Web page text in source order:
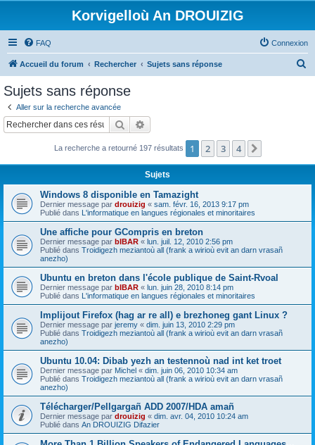
Korvigelloù An DROUIZIG
FAQ Connexion
Accueil du forum Rechercher Sujets sans réponse
c
Sujets sans réponse
Aller sur la recherche avancée
Rechercher
La recherche a retourné 197 résultats 1 2 3 4
Sujets
Windows 8 disponible en Tamazight
Dernier message par drouizig « sam. févr. 16, 2013 9:17 pm
Publié dans L'informatique en langues régionales et minoritaires
Une affiche pour GCompris en breton
Dernier message par bIBAR « lun. juil. 12, 2010 2:56 pm
Publié dans Troidigezh meziantoù all (frank a wirioù evit an darn vrasañ
anezho)
Ubuntu en breton dans l'école publique de Saint-Rvoal
Dernier message par bIBAR « lun. juin 28, 2010 8:14 pm
Publié dans L'informatique en langues régionales et minoritaires
Implijout Firefox (hag ar re all) e brezhoneg gant Linux ?
Dernier message par jeremy « dim. juin 13, 2010 2:29 pm
Publié dans Troidigezh meziantoù all (frank a wirioù evit an darn vrasañ
anezho)
Ubuntu 10.04: Dibab yezh an testennoù nad int ket troet
Dernier message par Michel « dim. juin 06, 2010 10:34 am
Publié dans Troidigezh meziantoù all (frank a wirioù evit an darn vrasañ
anezho)
Télécharger/Pellgargañ ADD 2007/HDA amañ
Dernier message par drouizig « dim. avr. 04, 2010 10:24 am
Publié dans An DROUIZIG Difazier